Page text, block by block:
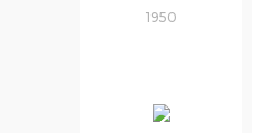
1950